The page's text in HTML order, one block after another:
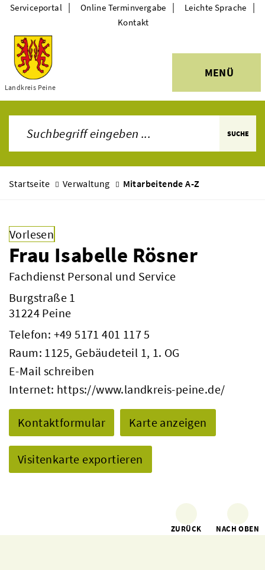
Themen
Landkreis Peine
MENÜ
Serviceportal | Online Terminvergabe | Leichte Sprache |
Kontakt
SUCHE
Startseite Verwaltung Mitarbeitende A-Z
Vorlesen
Frau Isabelle Rösner
Fachdienst Personal und Service
Burgstraße 1
31224 Peine
Telefon: +49 5171 401 117 5
Raum: 1125, Gebäudeteil 1, 1. OG
E-Mail schreiben
Internet: https://www.landkreis-peine.de/
Kontaktformular Karte anzeigen
Visitenkarte exportieren
ZURÜCK NACH OBEN